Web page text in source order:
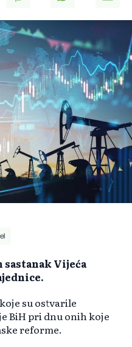
sastanak Vijeća
su ostvarile
BiH pri dnu onih koje
reforme.